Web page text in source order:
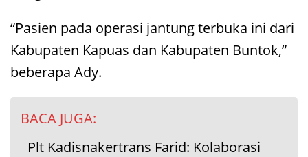
“Pasien pada operasi jantung terbuka ini dari
Kabupaten Kapuas dan Kabupaten Buntok,”
beberapa Ady.
BACA JUGA:
Plt Kadisnakertrans Farid: Kolaborasi